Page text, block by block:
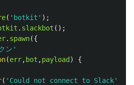
( ' botkit ' );
. slackbot ();
. spawn({
ン '
(err, bot ,payload )
{
( ' Could not connect to Slack'